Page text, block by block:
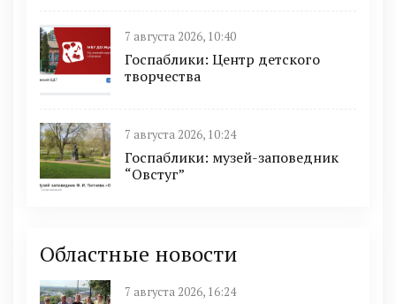
7 августа 2026, 10:40
Госпаблики: Центр детского
творчества
7 августа 2026, 10:24
Госпаблики: музей-заповедник
“Овстуг”
Областные новости
7 августа 2026, 16:24